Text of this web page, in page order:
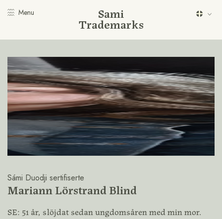
Menu Sami
Trademarks
Sámi Duodji sertifiserte
Mariann Lörstrand Blind
SE: 51 år, slöjdat sedan ungdomsåren med min mor.